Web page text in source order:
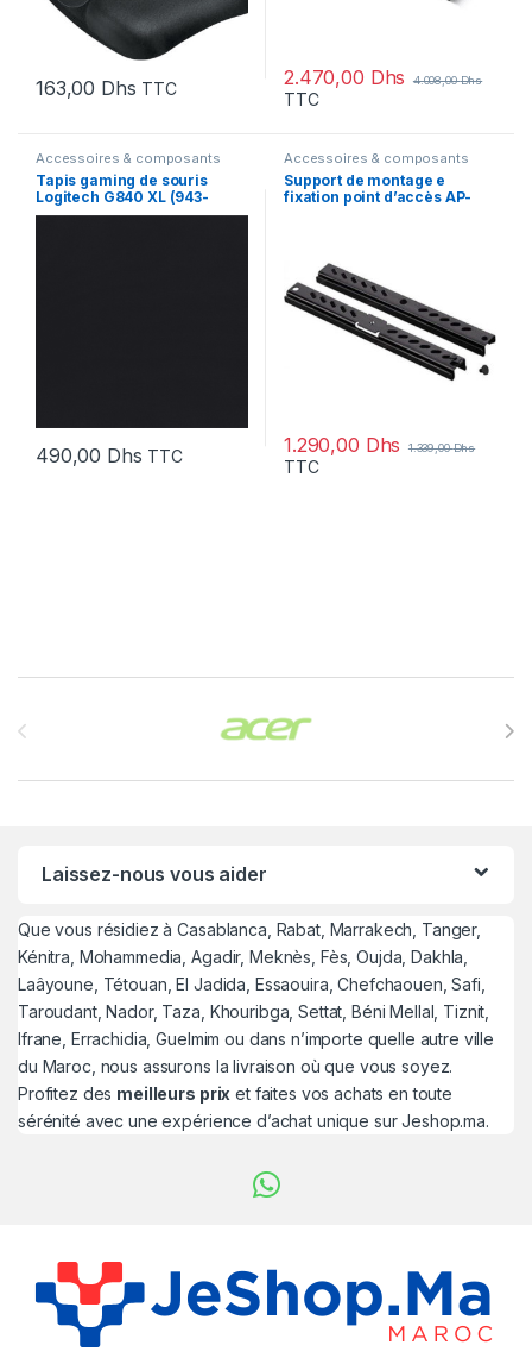
163,00 Dhs TTC 2.470,00 Dhs 4.008,00Dhs
TTC
Accessoires & composants
Tapis gaming de souris
Logitech G840 XL (943-
000778)
490,00 Dhs TTC
Accessoires & composants
Support de montage e
fixation point d’accès AP-
1.290,00 Dhs 1.339,00Dhs
TTC
Laissez-nous vous aider
Que vous résidiez à Casablanca, Rabat, Marrakech, Tanger,
Kénitra, Mohammedia, Agadir, Meknès, Fès, Oujda, Dakhla,
Laâyoune, Tétouan, El Jadida, Essaouira, Chefchaouen, Safi,
Taroudant, Nador, Taza, Khouribga, Settat, Béni Mellal, Tiznit,
Ifrane, Errachidia, Guelmim ou dans n’importe quelle autre ville
du Maroc, nous assurons la livraison où que vous soyez.
Profitez des meilleurs prix et faites vos achats en toute
sérénité avec une expérience d’achat unique sur Jeshop.ma.